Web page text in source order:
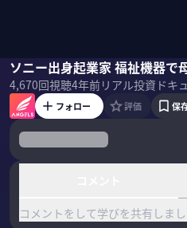
ソニー出身起業家 福祉機器で
4,670回視聴4年前
和田康宏本田圭佑アレン・マ
フォロー 評価 保
コメントをして学びを共有しま